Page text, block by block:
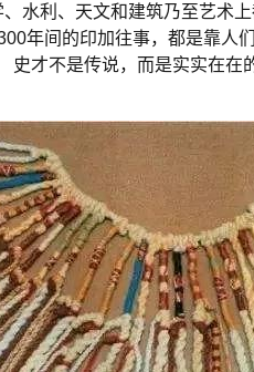
水利、天文和建筑乃至艺术
年间的印加往事，都是靠
史才不是传说，而是实实在在